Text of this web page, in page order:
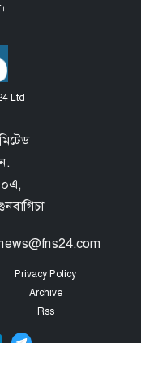
Ltd
Privacy Policy
Archive
Rss